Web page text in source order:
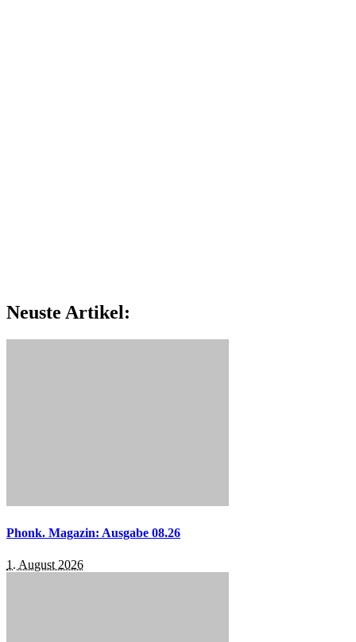
Neuste Artikel:
Phonk. Magazin: Ausgabe 08.26
1. August 2026